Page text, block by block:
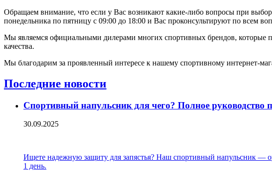
Обращаем внимание, что если у Вас возникают какие-либо вопросы при
понедельника по пятницу с 09:00 до 18:00 и Вас проконсультируют по всем
Мы являемся официальными дилерами многих спортивных брендов,
качества.
Мы благодарим за проявленный интересе к нашему спортивному интернет-
Последние новости
Спортивный напульсник для чего? Полное руководство
30.09.2025
Ищете надежную защиту для запястья? Наш спортивный напульсник —
1 день.